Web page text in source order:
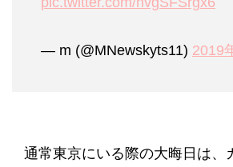
— m (@MNewskyts11) 2019
通常東京にいる際の大晦日は、